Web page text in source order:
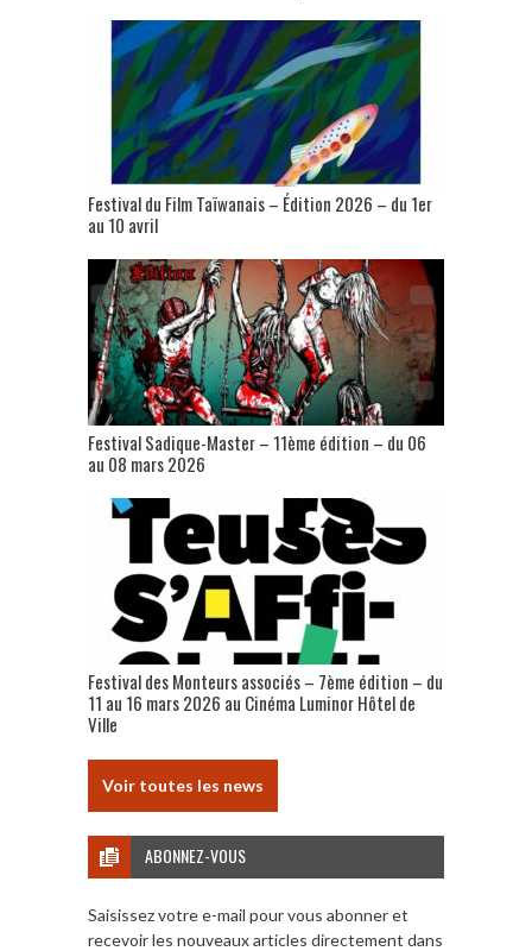
Festival du Film Taïwanais – Édition 2026 – du 1er
au 10 avril
Festival Sadique-Master – 11ème édition – du 06
au 08 mars 2026
Festival des Monteurs associés – 7ème édition – du
11 au 16 mars 2026 au Cinéma Luminor Hôtel de
Ville
Voir toutes les news
ABONNEZ-VOUS
Saisissez votre e-mail pour vous abonner et
recevoir les nouveaux articles directement dans